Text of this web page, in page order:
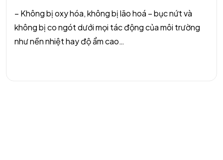
– Không bị oxy hóa, không bị lão hoá – bục nứt và
không bị co ngót dưới mọi tác động của môi trường
như nền nhiệt hay độ ẩm cao…
Got aPROJECT
IN MIND?